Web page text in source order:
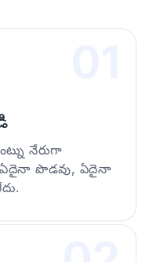
నేరుగా
పొడవు, ఏదైనా